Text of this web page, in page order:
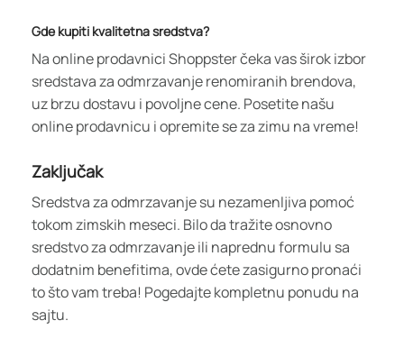
Gde kupiti kvalitetna sredstva?
Na online prodavnici Shoppster čeka vas širok izbor
sredstava za odmrzavanje renomiranih brendova,
uz brzu dostavu i povoljne cene. Posetite našu
online prodavnicu i opremite se za zimu na vreme!
Zaključak
Sredstva za odmrzavanje su nezamenljiva pomoć
tokom zimskih meseci. Bilo da tražite osnovno
sredstvo za odmrzavanje ili naprednu formulu sa
dodatnim benefitima, ovde ćete zasigurno pronaći
to što vam treba! Pogedajte kompletnu ponudu na
sajtu.